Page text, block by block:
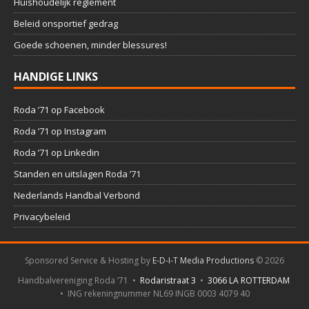
Beleid onsportief gedrag
Goede schoenen, minder blessures!
HANDIGE LINKS
Roda ’71 op Facebook
Roda ’71 op Instagram
Roda ’71 op Linkedin
Standen en uitslagen Roda ’71
Nederlands Handbal Verbond
Privacybeleid
Sponsored Service & Hosting by E-D-I-T Media Productions ©2026
Handbalvereniging Roda ’71 • Rodaristraat 3 • 3066 LA ROTTERDAM
• ING rekeningnummer NL69 INGB 0003 4079 40